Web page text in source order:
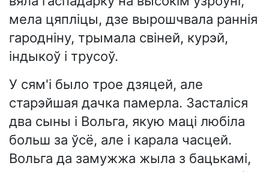
мела цяпліцы, дзе вырошчвала раннія
гародніну, трымала свіней, курэй,
індыкоў і трусоў.
У сям'і было трое дзяцей, але
старэйшая дачка памерла. Засталіся
два сыны і Вольга, якую маці любіла
больш за ўсё, але і карала часцей.
Вольга да замужжа жыла з бацькамі,